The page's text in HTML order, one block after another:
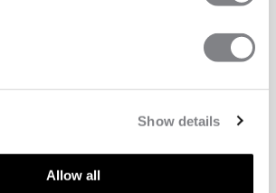
Show details
Allow all